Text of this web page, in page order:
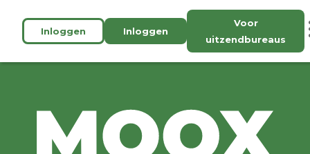
Inloggen Inloggen
Voor
uitzendbureaus